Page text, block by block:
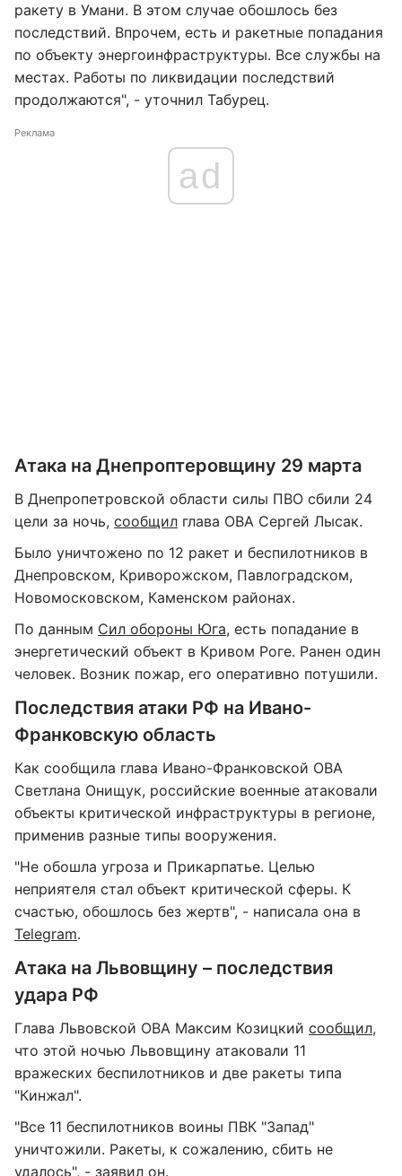
ракету в Умани. В этом случае обошлось без
последствий. Впрочем, есть и ракетные попадания
по объекту энергоинфраструктуры. Все службы на
местах. Работы по ликвидации последствий
продолжаются", - уточнил Табурец.
Реклама
ad
Атака на Днепроптеровщину 29 марта
В Днепропетровской области силы ПВО сбили 24
цели за ночь, сообщил глава ОВА Сергей Лысак.
Было уничтожено по 12 ракет и беспилотников в
Днепровском, Криворожском, Павлоградском,
Новомосковском, Каменском районах.
По данным Сил обороны Юга, есть попадание в
энергетический объект в Кривом Роге. Ранен один
человек. Возник пожар, его оперативно потушили.
Последствия атаки РФ на Ивано-
Франковскую область
Как сообщила глава Ивано-Франковской ОВА
Светлана Онищук, российские военные атаковали
объекты критической инфраструктуры в регионе,
применив разные типы вооружения.
"Не обошла угроза и Прикарпатье. Целью
неприятеля стал объект критической сферы. К
счастью, обошлось без жертв", - написала она в
Telegram.
Атака на Львовщину – последствия
удара РФ
Глава Львовской ОВА Максим Козицкий сообщил,
что этой ночью Львовщину атаковали 11
вражеских беспилотников и две ракеты типа
"Кинжал".
"Все 11 беспилотников воины ПВК "Запад"
уничтожили. Ракеты, к сожалению, сбить не
удалось", - заявил он.